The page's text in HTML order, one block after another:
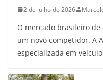
2 de julho de 2026
O mercado brasileiro
um novo competidor. A
especializada em